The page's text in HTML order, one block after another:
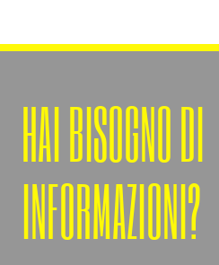
HAI BISOGNO DI
INFORMAZIONI?